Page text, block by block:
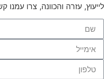
לייעוץ, עזרה והכוונה, צרו עמנו